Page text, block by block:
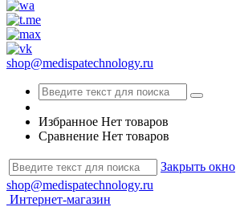
shop@medispatechnology.ru
Избранное Нет товаров
Сравнение Нет товаров
Закрыть окно
shop@medispatechnology.ru
Интернет-магазин